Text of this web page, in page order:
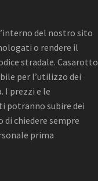
del nostro sito
o rendere il
stradale. Casarotto
per l’utilizzo dei
I prezzi e le
potranno subire dei
chiedere sempre
prima